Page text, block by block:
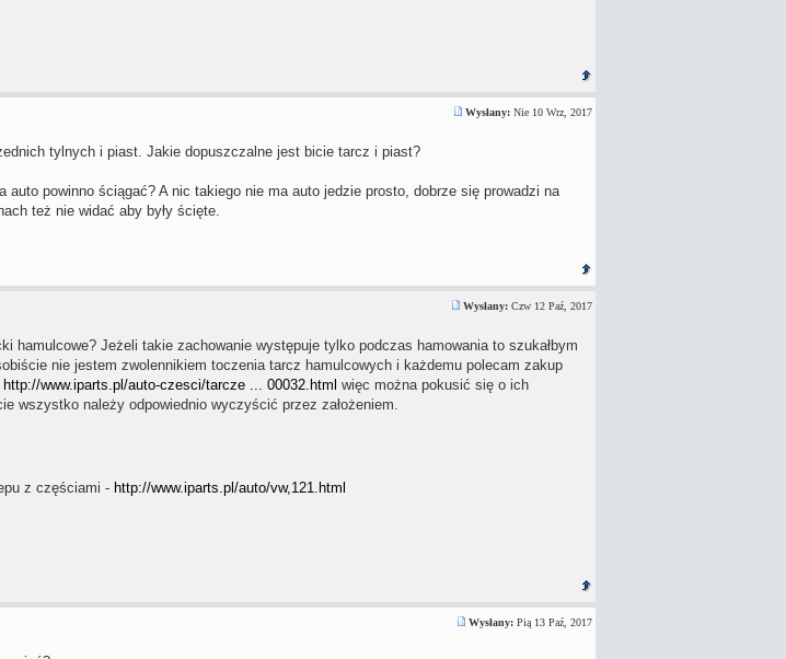
Wysłany:Nie 10 Wrz, 2017
tylnych i piast. Jakie dopuszczalne jest bicie tarcz i piast?
powinno ściągać? A nic takiego nie ma auto jedzie prosto, dobrze się prowadzi na
też nie widać aby były ścięte.
Wysłany:Czw 12 Paź, 2017
hamulcowe? Jeżeli takie zachowanie występuje tylko podczas hamowania to szukałbym
nie jestem zwolennikiem toczenia tarcz hamulcowych i każdemu polecam zakup
http://www.iparts.pl/auto-czesci/tarcze ... 00032.html więc można pokusić się o ich
wszystko należy odpowiednio wyczyścić przez założeniem.
z częściami - http://www.iparts.pl/auto/vw,121.html
Wysłany:Pią 13 Paź, 2017